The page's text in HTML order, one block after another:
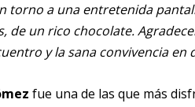
torno a una entretenida
de un rico chocolate.
y la sana convivencia en
fue una de las que más